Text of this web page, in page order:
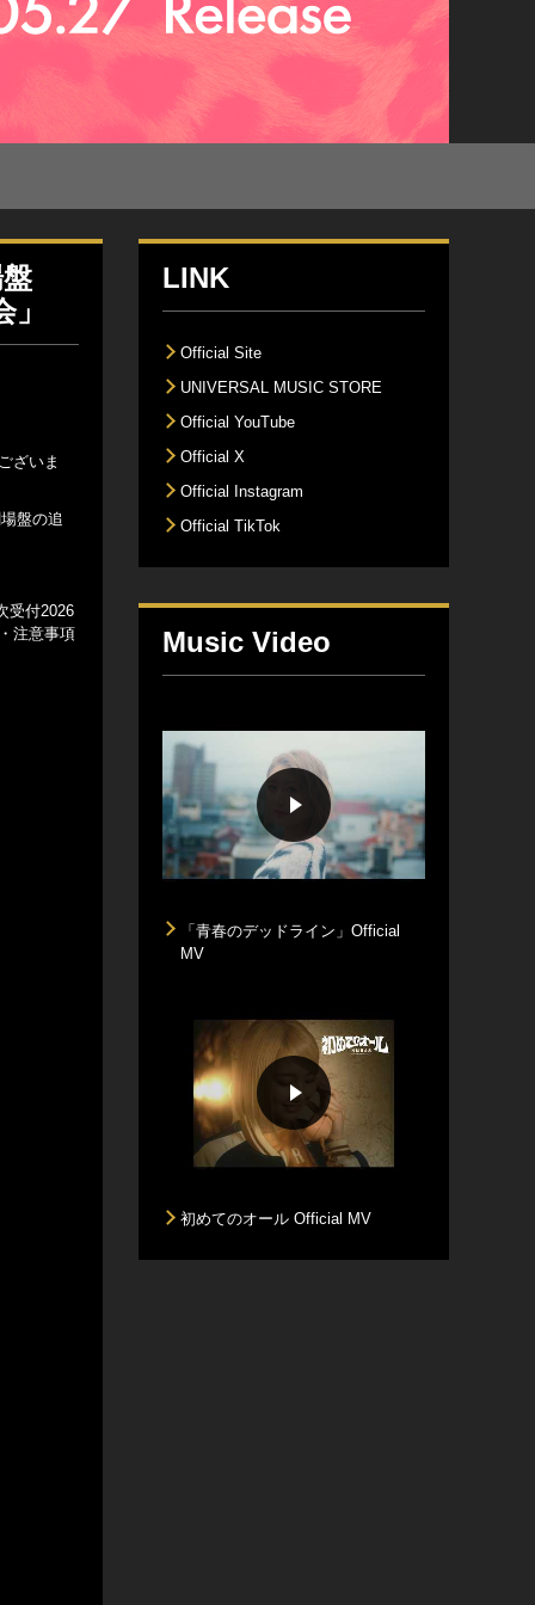
ざいま
盤の追
受付2026
注意事項
LINK
Official Site
UNIVERSAL MUSIC STORE
Official YouTube
Official X
Official Instagram
Official TikTok
Music Video
「青春のデッドライン」Official
MV
初めてのオール Official MV